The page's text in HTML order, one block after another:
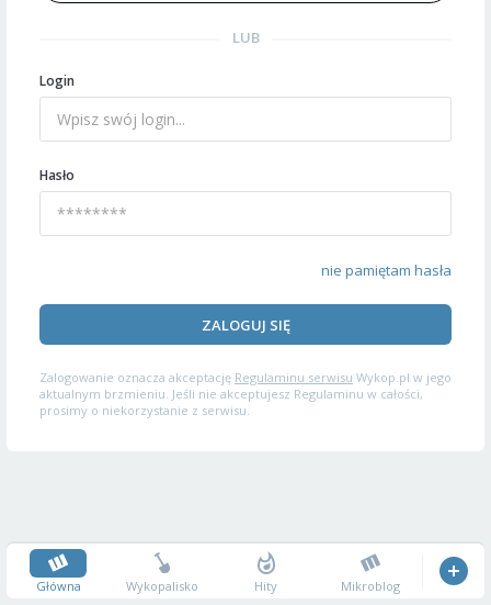
LUB
Login
Hasło
nie pamiętam hasła
ZALOGUJ SIĘ
Zalogowanie oznacza akceptację Regulaminu serwisu Wykop.pl w jego
aktualnym brzmieniu. Jeśli nie akceptujesz Regulaminu w całości,
prosimy o niekorzystanie z serwisu.
Główna Wykopalisko Hity Mikroblog